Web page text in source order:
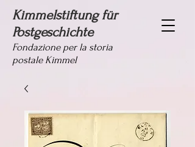
Kimmelstiftung für
Postgeschichte
Fondazione per la storia
postale Kimmel